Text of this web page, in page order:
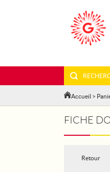
Accueil >
FICHE
Retour